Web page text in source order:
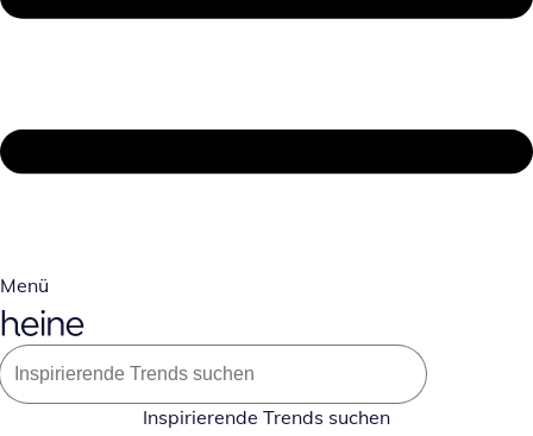
Menü
Inspirierende Trends suchen